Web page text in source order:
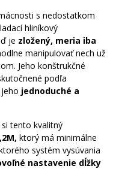
s nedostatkom
hliníkový
je zložený, meria iba
manipulovať nech už
Jeho konštrukčné
podľa
jednoduché a
tento kvalitný
ktorý má minimálne
systém vysúvania
nastavenie dĺžky